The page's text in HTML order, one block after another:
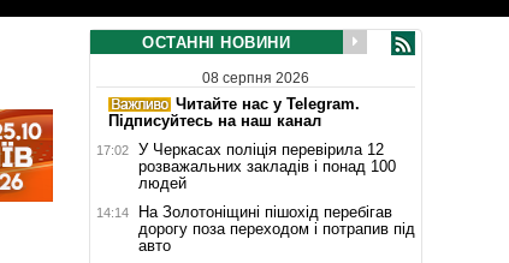
ОСТАННІ НОВИНИ
08 серпня 2026
Читайте нас у Telegram.
Підписуйтесь на наш канал
17:02
У Черкасах поліція перевірила 12
розважальних закладів і понад 100
людей
14:14
На Золотоніщині пішохід перебігав
дорогу поза переходом і потрапив під
авто